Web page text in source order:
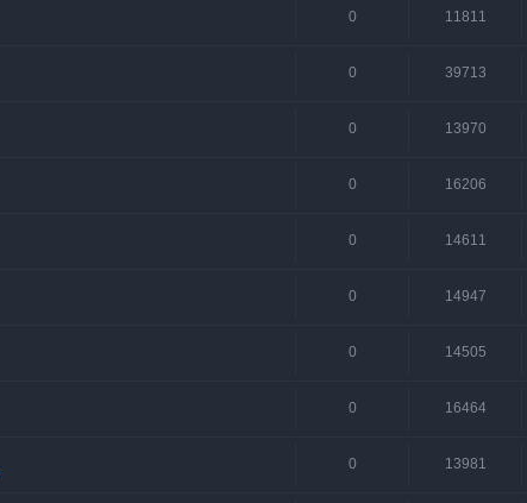
0 11811
0 39713
0 13970
0 16206
0 14611
0 14947
0 14505
0 16464
0 13981